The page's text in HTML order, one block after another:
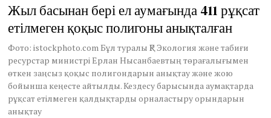
2
,
2
0
Жыл басынан бері ел аумағында 411 рұқсат
етілмеген қоқыс полигоны анықталған
Фото: istockphoto.com Бұл туралы ҚР Экология және табиғи
ресурстар министрі Ерлан Нысанбаевтың төрағалығымен
өткен заңсыз қоқыс полигондарын анықтау және жою
бойынша кеңесте айтылды. Кездесу барысында аумақтарда
рұқсат етілмеген қалдықтарды орналастыру орындарын
анықтау